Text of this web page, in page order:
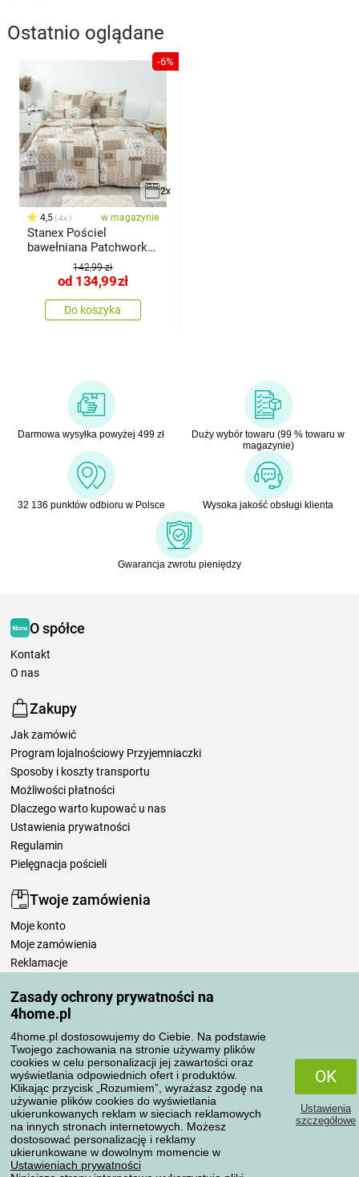
Zasady ochrony prywatności na
4home.pl
4home.pl dostosowujemy do Ciebie. Na podstawie
Twojego zachowania na stronie używamy plików
cookies w celu personalizacji jej zawartości oraz
wyświetlania odpowiednich ofert i produktów.
Klikając przycisk „Rozumiem”, wyrażasz zgodę na
używanie plików cookies do wyświetlania
ukierunkowanych reklam w sieciach reklamowych
na innych stronach internetowych. Możesz
dostosować personalizację i reklamy
ukierunkowane w dowolnym momencie w
Ustawieniach prywatności
OK
Ustawienia
szczegółowe
Ostatnio oglądane
-6%
2x
4,5 4x w magazynie
Stanex Pościel
bawełniana Patchwork
142,99 zł
od 134,99zł
Do koszyka
Darmowa wysyłka powyżej 499 zł
Duży wybór towaru (99 % towaru w
magazynie)
32 136 punktów odbioru w Polsce Wysoka jakość obsługi klienta
Gwarancja zwrotu pieniędzy
O spółce
Kontakt
O nas
Zakupy
Jak zamówić
Program lojalnościowy Przyjemniaczki
Sposoby i koszty transportu
Możliwości płatności
Dlaczego warto kupować u nas
Ustawienia prywatności
Regulamin
Pielęgnacja pościeli
Twoje zamówienia
Moje konto
Moje zamówienia
Reklamacje
Zasady przetwarzania recenzji
Sposoby transportu
Metody płatności
Niezawodny sklep